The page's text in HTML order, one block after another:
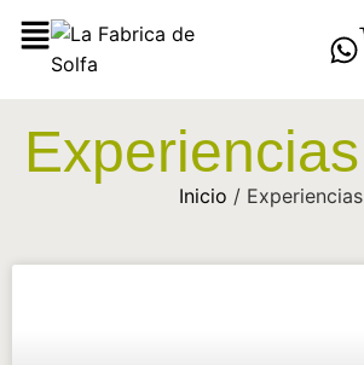
Experiencias
Inicio / Experiencias